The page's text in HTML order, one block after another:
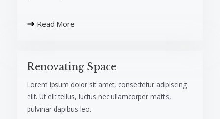
Read More
Renovating Space​
Lorem ipsum dolor sit amet, consectetur adipiscing
elit. Ut elit tellus, luctus nec ullamcorper mattis,
pulvinar dapibus leo.​